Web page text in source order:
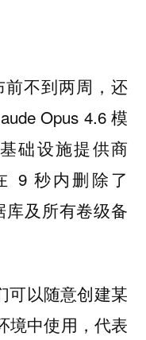
前不到两周，还
Opus 4.6 模
础设施提供商
9 秒内删除了
库及所有卷级备
可以随意创建某
境中使用，代表